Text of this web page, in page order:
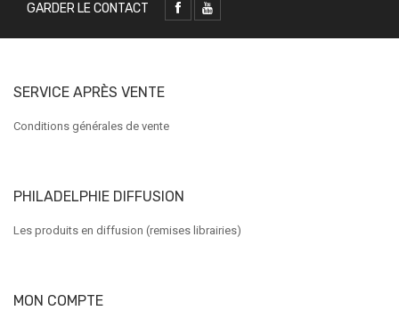
GARDER LE CONTACT
SERVICE APRÈS VENTE
Conditions générales de vente
PHILADELPHIE DIFFUSION
Les produits en diffusion (remises librairies)
MON COMPTE